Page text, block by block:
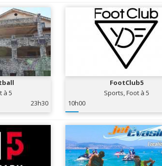
à 5
23h30
FootClub5
Sports, Foot à 5
10h00